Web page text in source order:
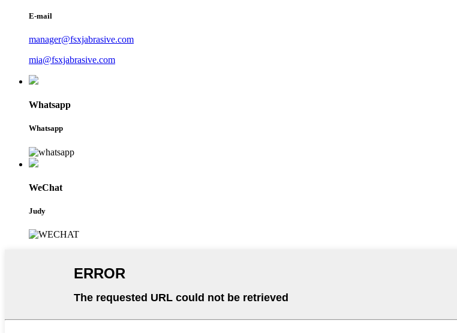
E-mail
manager@fsxjabrasive.com
mia@fsxjabrasive.com
Whatsapp
Whatsapp
WeChat
Judy